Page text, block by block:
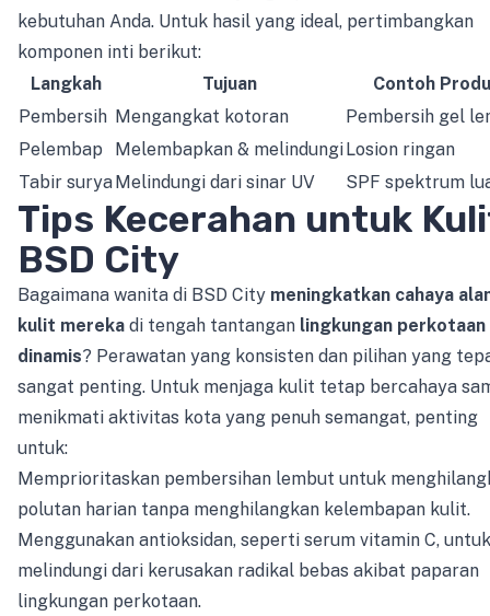
kebutuhan Anda. Untuk hasil yang ideal, pertimbangkan
komponen inti berikut:
Langkah
Tujuan
Contoh
Pembersih Mengangkat kotoran
Pembersih gel
Pelembap
Melembapkan & melindungi Losion ringan
Tabir surya Melindungi dari sinar UV SPF spektrum
Tips Kecerahan untuk
BSD City
Bagaimana wanita di BSD City meningkatkan cahaya
kulit mereka di tengah tantangan lingkungan perkotaan
dinamis? Perawatan yang konsisten dan pilihan yang
sangat penting. Untuk menjaga kulit tetap bercahaya
menikmati aktivitas kota yang penuh semangat, penting
untuk:
Memprioritaskan pembersihan lembut untuk
polutan harian tanpa menghilangkan kelembapan kulit.
Menggunakan antioksidan, seperti serum vitamin C, untuk
melindungi dari kerusakan radikal bebas akibat paparan
lingkungan perkotaan.